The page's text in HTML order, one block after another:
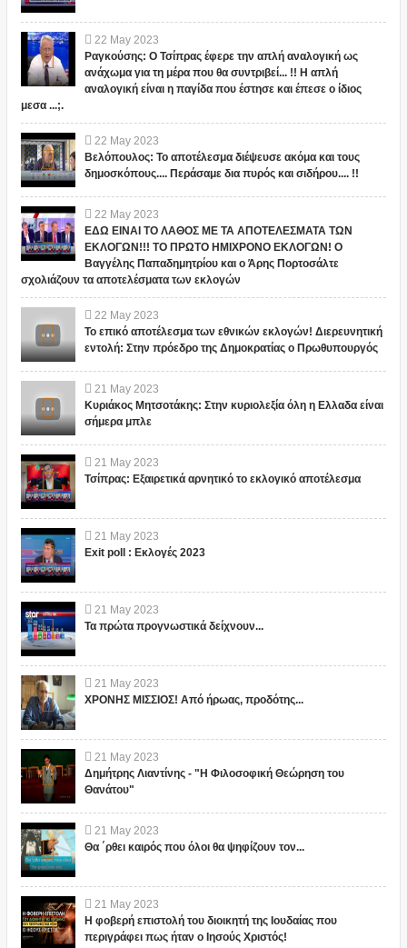
22 May 2023
Ραγκούσης: Ο Τσίπρας έφερε την απλή αναλογική ως
ανάχωμα για τη μέρα που θα συντριβεί... !! Η απλή
αναλογική είναι η παγίδα που έστησε και έπεσε ο ίδιος
μεσα ...;.
22 May 2023
Βελόπουλος: Το αποτέλεσμα διέψευσε ακόμα και τους
δημοσκόπους.... Περάσαμε δια πυρός και σιδήρου.... !!
22 May 2023
ΕΔΩ ΕΙΝΑΙ ΤΟ ΛΑΘΟΣ ΜΕ ΤΑ ΑΠΟΤΕΛΕΣΜΑΤΑ ΤΩΝ
ΕΚΛΟΓΩΝ!!! ΤΟ ΠΡΩΤΟ ΗΜΙΧΡΟΝΟ ΕΚΛΟΓΩΝ! Ο
Βαγγέλης Παπαδημητρίου και ο Άρης Πορτοσάλτε
σχολιάζουν τα αποτελέσματα των εκλογών
22 May 2023
Το επικό αποτέλεσμα των εθνικών εκλογών! Διερευνητική
εντολή: Στην πρόεδρο της Δημοκρατίας ο Πρωθυπουργός
21 May 2023
Κυριάκος Μητσοτάκης: Στην κυριολεξία όλη η Ελλαδα είναι
σήμερα μπλε
21 May 2023
Τσίπρας: Εξαιρετικά αρνητικό το εκλογικό αποτέλεσμα
21 May 2023
Exit poll : Εκλογές 2023
21 May 2023
Τα πρώτα προγνωστικά δείχνουν...
21 May 2023
ΧΡΟΝΗΣ ΜΙΣΣΙΟΣ! Από ήρωας, προδότης...
21 May 2023
Δημήτρης Λιαντίνης - "Η Φιλοσοφική Θεώρηση του
Θανάτου"
21 May 2023
Θα ΄ρθει καιρός που όλοι θα ψηφίζουν τον...
21 May 2023
Η φοβερή επιστολή του διοικητή της Ιουδαίας που
περιγράφει πως ήταν ο Ιησούς Χριστός!